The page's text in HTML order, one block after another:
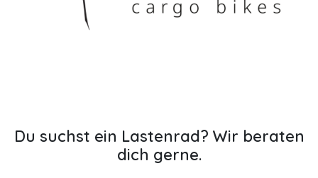
Du suchst ein Lastenrad? Wir beraten
dich gerne.